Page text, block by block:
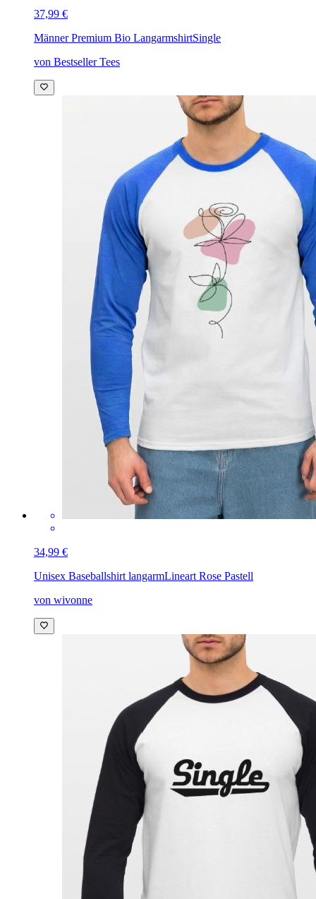
37,99 €
Männer Premium Bio LangarmshirtSingle
von Bestseller Tees
34,99 €
Unisex Baseballshirt langarmLineart Rose Pastell
von wivonne